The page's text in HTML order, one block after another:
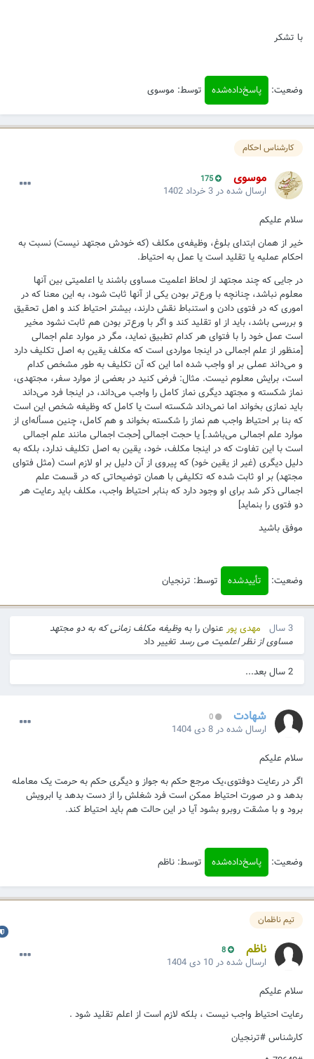
با تشکر
وضعیت: پاسخ‌داده‌شده توسط: موسوی
کارشناس احکام
موسوی 175
ارسال شده در3 خرداد 1402
سلام علیکم
خیر از همان ابتدای بلوغ، وظیفه‌ی مکلف (که خودش مجتهد نیست) نسبت به
احکام عملیه یا تقلید است یا عمل به احتیاط.
در جایی که چند مجتهد از لحاظ اعلمیت مساوی باشند یا اعلمیتی بین آنها
معلوم نباشد، چنانچه با ورع‌تر بودن یکی از آنها ثابت شود، به این معنا که‌ در
اموری که در فتوی دادن و استنباط نقش دارند، بیشتر احتیاط کند و اهل تحقیق
و بررسی باشد، باید از او تقلید کند و اگر با ورع‌تر بودن هم ثابت نشود مخیر
است عمل خود را با فتوای هر کدام تطبیق نماید، مگر در موارد علم اجمالی
[منظور از علم اجمالی در اینجا مواردی است که مکلف یقین به اصل تکلیف دارد
و می‌داند عملی بر او واجب شده اما این که آن تکلیف به طور مشخص کدام
است، برایش معلوم نیست. مثال: فرض کنید در بعضی از موارد سفر، مجتهدی،
نماز شکسته و مجتهد دیگری نماز کامل را واجب می‌داند، در اینجا فرد می‌داند
باید نمازی بخواند اما نمی‌داند شکسته است یا کامل که وظیفه شخص این است
که بنا بر احتیاط واجب هم نماز را شکسته بخواند و هم کامل، چنین مسأله‌ای از
موارد علم اجمالی می‌باشد.] یا حجت اجمالی [حجت اجمالی مانند علم اجمالی
است با این تفاوت که در اینجا مکلف، خود، یقین به اصل تکلیف ندارد، بلکه به
دلیل دیگری (غیر از یقین خود) که پیروی از آن دلیل بر او لازم است (مثل فتوای
مجتهد) بر او ثابت شده که تکلیفی با همان توضیحاتی که در قسمت علم
اجمالی ذکر شد برای او وجود دارد که بنابر احتیاط واجب، مکلف باید رعایت هر
دو فتوی را بنماید]
موفق باشید
وضعیت: تأییدشده توسط: ترنجیان
مهدی پورعنوان را بهوظیفه مکلف زمانی که به دو مجتهد
مساوی از نظر اعلمیت می رسدتغییر داد
شهادت 0
ارسال شده در8 دی 1404
سلام علیکم
اگر در رعایت دوفتوی،یک مرجع حکم به جواز و دیگری حکم به حرمت یک معامله
بدهد و در صورت احتیاط ممکن است فرد شغلش را از دست بدهد یا ابرویش
برود و با مشقت روبرو بشود آیا در این حالت هم باید احتیاط کند.
وضعیت: پاسخ‌داده‌شده توسط: ناظم
تیم ناظمان
ناظم 8
ارسال شده در10 دی 1404
سلام علیکم
رعایت احتیاط واجب نیست ، بلکه لازم است از اعلم تقلید شود .
کارشناس #ترنجیان